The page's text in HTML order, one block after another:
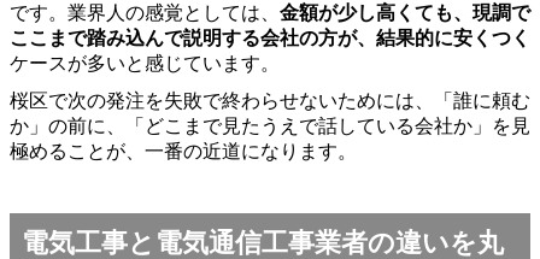
です。業界人の感覚としては、 金額が少し高くても、現調で
ここまで踏み込んで説明する会社の方が、結果的に安くつく
ケースが多いと感じています。
桜区で次の発注を失敗で終わらせないためには、「誰に頼む
か」の前に、「どこまで見たうえで話している会社か」を見
極めることが、一番の近道になります。
電気工事と電気通信工事業者の違いを丸